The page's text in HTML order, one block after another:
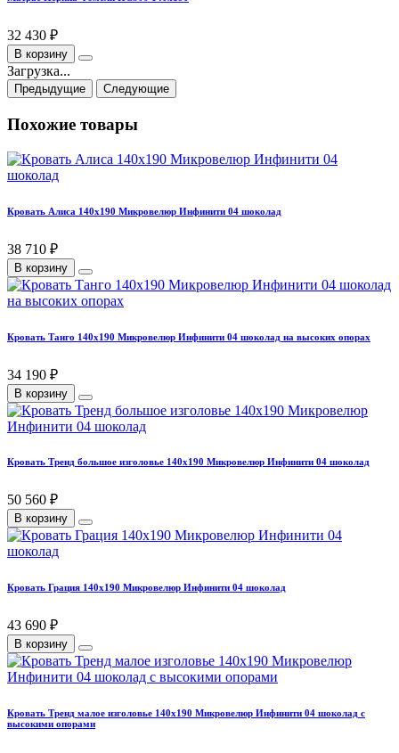
32 430 ₽
В корзину
Загрузка...
Предыдущие Следующие
Похожие товары
Кровать Алиса 140х190 Микровелюр Инфинити 04 шоколад
38 710 ₽
В корзину
Кровать Танго 140х190 Микровелюр Инфинити 04 шоколад на высоких опорах
34 190 ₽
В корзину
Кровать Тренд большое изголовье 140х190 Микровелюр Инфинити 04 шоколад
50 560 ₽
В корзину
Кровать Грация 140х190 Микровелюр Инфинити 04 шоколад
43 690 ₽
В корзину
Кровать Тренд малое изголовье 140х190 Микровелюр Инфинити 04 шоколад с
высокими опорами